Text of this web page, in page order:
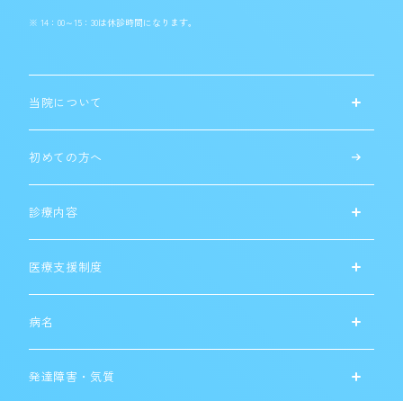
※ 14：00～15：30は休診時間になります。
当院について
初めての方へ
診療内容
医療支援制度
病名
発達障害・気質